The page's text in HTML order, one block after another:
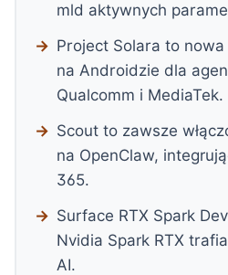
mld aktywnych
Project Solara to
na Androidzie dla
Qualcomm i MediaTek.
Scout to zawsze
na OpenClaw,
365.
Surface RTX Spark
Nvidia Spark RTX
AI.